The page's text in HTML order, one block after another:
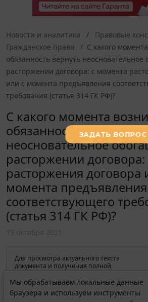
Новости и аналитика
Правовые
Гражданское право
С какого
обязанность вернуть
расторжении договора: с момента
или с момента предъявления
требования (статья 314 ГК РФ)?
С какого момента
обязанность вернуть
неосновательное
расторжении
расторжения договора
момента предъявления
соответствующего
(статья 314 ГК РФ)?
Для просмотра актуального текста
документа и получения полной
изменениях и порядке применения
документа, воспользуйтесь поиском в
Интернет-версии системы ГАРАНТ:
Мы обрабатываем локальные данные
браузера и используем инструменты